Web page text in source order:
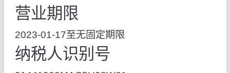
营业期限
2023-01-17至无固定期限
纳税人识别号